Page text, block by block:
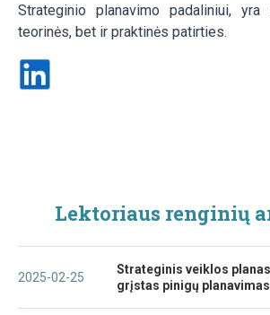
Strateginio planavimo padaliniui,
teorinės, bet ir praktinės patirties.
Lektoriaus renginių
2025-02-25
Strateginis veiklos
grįstas pinigų